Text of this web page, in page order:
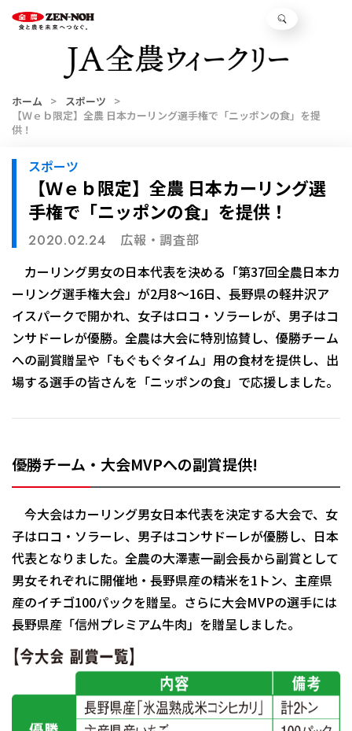
ホーム
スポーツ
【Ｗｅｂ限定】全農 日本カーリング選手権で「ニッポンの食」を提
供！
スポーツ
【Ｗｅｂ限定】全農 日本カーリング選
手権で「ニッポンの食」を提供！
2020.02.24
広報・調査部
カーリング男女の日本代表を決める「第37回全農日本カ
ーリング選手権大会」が2月8～16日、長野県の軽井沢ア
イスパークで開かれ、女子はロコ・ソラーレが、男子はコ
ンサドーレが優勝。全農は大会に特別協賛し、優勝チーム
への副賞贈呈や「もぐもぐタイム」用の食材を提供し、出
場する選手の皆さんを「ニッポンの食」で応援しました。
優勝チーム・大会MVPへの副賞提供!
今大会はカーリング男女日本代表を決定する大会で、女
子はロコ・ソラーレ、男子はコンサドーレが優勝し、日本
代表となりました。全農の大澤憲一副会長から副賞として
男女それぞれに開催地・長野県産の精米を1トン、主産県
産のイチゴ100パックを贈呈。さらに大会MVPの選手には
長野県産「信州プレミアム牛肉」を贈呈しました。